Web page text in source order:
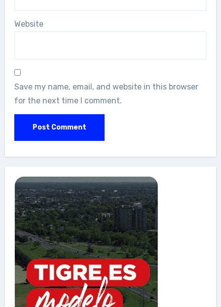
Website
Save my name, email, and website in this browser
for the next time I comment.